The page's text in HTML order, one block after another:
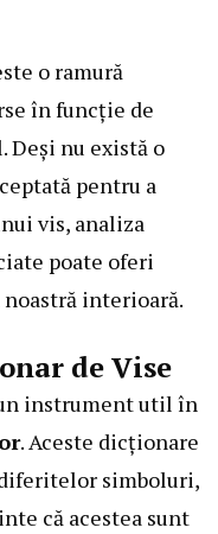
o ramură
în funcție de
nu există o
pentru a
vis, analiza
poate oferi
interioară.
de Vise
instrument util în
. Aceste dicționare
simboluri,
că acestea sunt